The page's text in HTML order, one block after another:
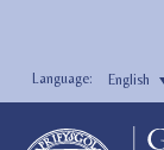
English